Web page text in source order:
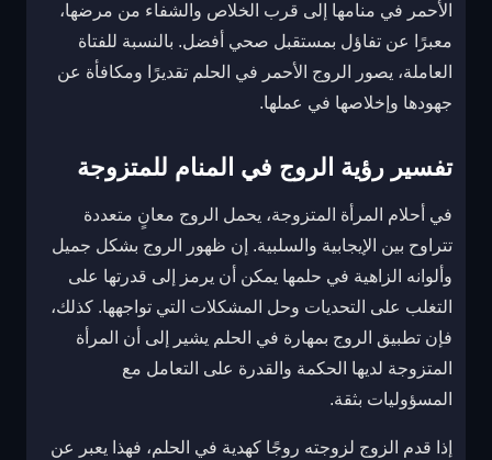
الأحمر في منامها إلى قرب الخلاص والشفاء من مرضها،
معبرًا عن تفاؤل بمستقبل صحي أفضل. بالنسبة للفتاة
العاملة، يصور الروج الأحمر في الحلم تقديرًا ومكافأة عن
جهودها وإخلاصها في عملها.
تفسير رؤية الروج في المنام للمتزوجة
في أحلام المرأة المتزوجة، يحمل الروج معانٍ متعددة
تتراوح بين الإيجابية والسلبية. إن ظهور الروج بشكل جميل
وألوانه الزاهية في حلمها يمكن أن يرمز إلى قدرتها على
التغلب على التحديات وحل المشكلات التي تواجهها. كذلك،
فإن تطبيق الروج بمهارة في الحلم يشير إلى أن المرأة
المتزوجة لديها الحكمة والقدرة على التعامل مع
المسؤوليات بثقة.
إذا قدم الزوج لزوجته روجًا كهدية في الحلم، فهذا يعبر عن